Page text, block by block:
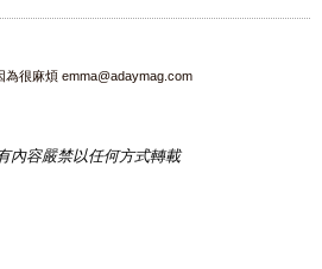
為很麻煩 emma@adaymag.com
內容嚴禁以任何方式轉載